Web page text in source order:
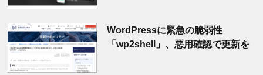
WordPressに緊急の脆弱性
「wp2shell」、悪用確認で更新を